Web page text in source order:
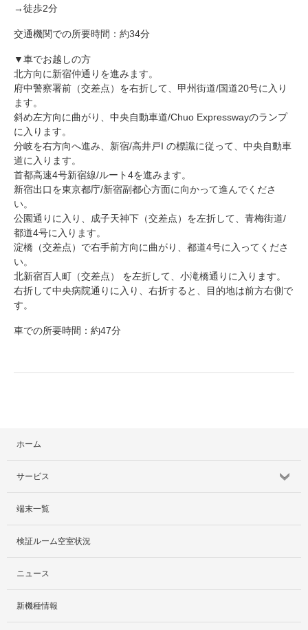
→徒歩2分
交通機関での所要時間：約34分
▼車でお越しの方
北方向に新宿仲通りを進みます。
府中警察署前（交差点）を右折して、甲州街道/国道20号に入り
ます。
斜め左方向に曲がり、中央自動車道/Chuo Expresswayのランプ
に入ります。
分岐を右方向へ進み、新宿/高井戸I の標識に従って、中央自動車
道に入ります。
首都高速4号新宿線/ルート4を進みます。
新宿出口を東京都庁/新宿副都心方面に向かって進んでくださ
い。
公園通りに入り、成子天神下（交差点）を左折して、青梅街道/
都道4号に入ります。
淀橋（交差点）で右手前方向に曲がり、都道4号に入ってくださ
い。
北新宿百人町（交差点） を左折して、小滝橋通りに入ります。
右折して中央病院通りに入り、右折すると、目的地は前方右側で
す。
車での所要時間：約47分
ホーム
サービス
サービス紹介
社外貸出プラン
検証ルーム
料金プラン
端末一覧
検証ルーム空室状況
ニュース
新機種情報